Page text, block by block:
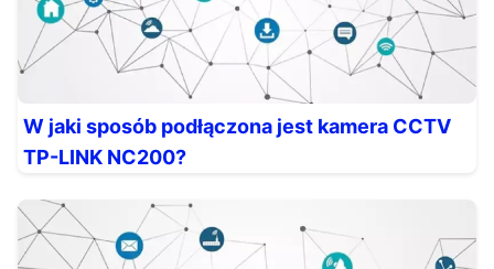
W jaki sposób podłączona jest kamera CCTV
TP-LINK NC200?